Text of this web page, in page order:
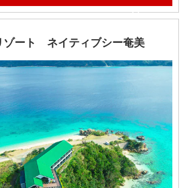
ゾート ネイティブシー奄美